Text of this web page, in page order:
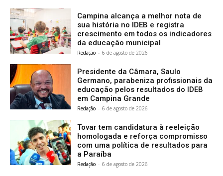
Campina alcança a melhor nota de
sua história no IDEB e registra
crescimento em todos os indicadores
da educação municipal
Redação - 6 de agosto de 2026
Presidente da Câmara, Saulo
Germano, parabeniza profissionais da
educação pelos resultados do IDEB
em Campina Grande
Redação - 6 de agosto de 2026
Tovar tem candidatura à reeleição
homologada e reforça compromisso
com uma política de resultados para
a Paraíba
Redação - 6 de agosto de 2026